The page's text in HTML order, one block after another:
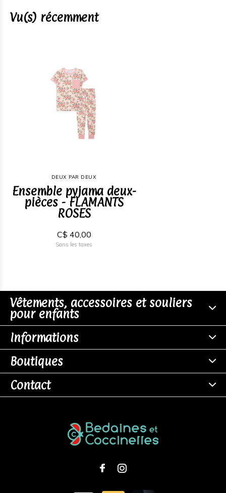
Vu(s) récemment
DEUX PAR DEUX
Ensemble pyjama deux-
pièces - FLAMANTS
ROSES
C$ 40,00
Sans les taxes
Vêtements, accessoires et souliers
pour enfants
Informations
Boutiques
Contact